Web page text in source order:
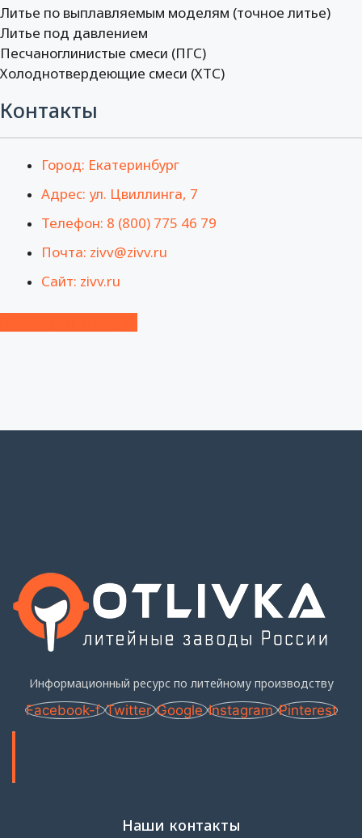
Литье по выплавляемым моделям (точное литье)
Литье под давлением
Песчаноглинистые смеси (ПГС)
Холоднотвердеющие смеси (ХТС)
Контакты
Город: Екатеринбург
Адрес: ул. Цвиллинга, 7
Телефон: 8 (800) 775 46 79
Почта: zivv@zivv.ru
Сайт: zivv.ru
Информационный ресурс по литейному производству
Facebook-f Twitter Google Instagram Pinterest
Наши контакты